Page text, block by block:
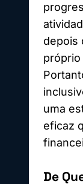
depois
uma
eficaz
De